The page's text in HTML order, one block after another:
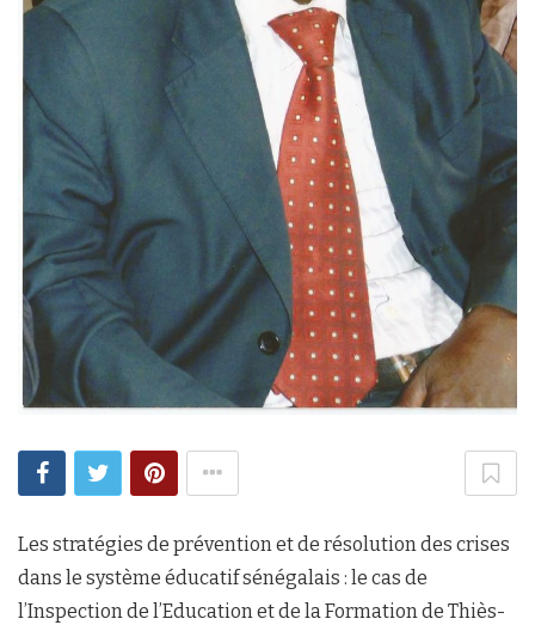
Les stratégies de prévention et de résolution des crises
dans le système éducatif sénégalais : le cas de
l’Inspection de l’Education et de la Formation de Thiès-